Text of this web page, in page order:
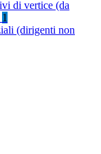
di vertice (da
1
(dirigenti non